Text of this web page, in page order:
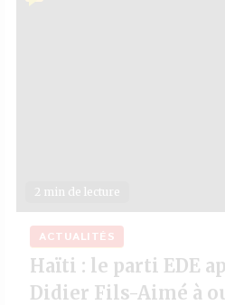
2 min de lecture
ACTUALITÉS
Haïti : le parti EDE
Didier Fils-Aimé à